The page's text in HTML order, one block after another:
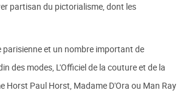
partisan du pictorialisme, dont les
et un nombre important de
des modes, L'Officiel de la couture et de la
Paul Horst, Madame D'Ora ou Man Ray